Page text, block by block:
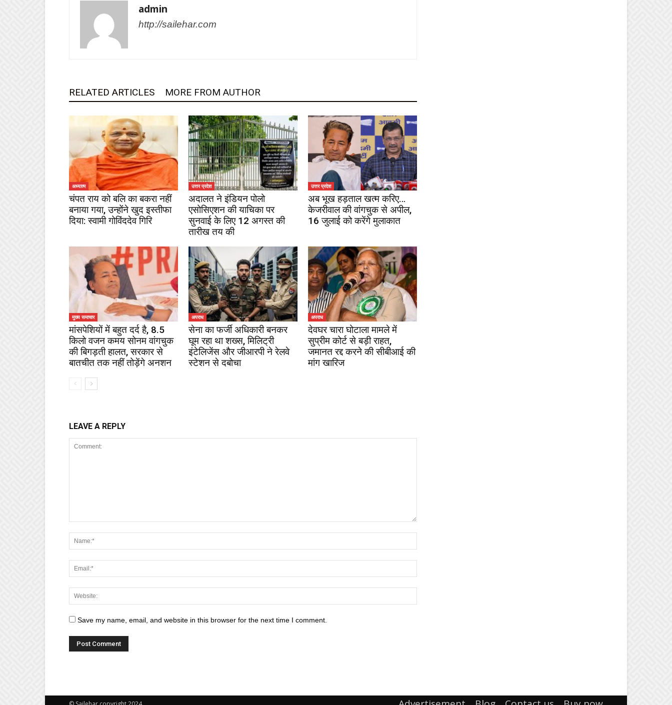
admin
http://sailehar.com
RELATED ARTICLES MORE FROM AUTHOR
अध्यात्म
चंपत राय को बलि का बकरा नहीं
बनाया गया, उन्होंने खुद इस्तीफा
दिया: स्वामी गोविंददेव गिरि
उत्तर प्रदेश
अदालत ने इंडियन पोलो
एसोसिएशन की याचिका पर
सुनवाई के लिए 12 अगस्त की
तारीख तय की
उत्तर प्रदेश
अब भूख हड़ताल खत्म करिए…
केजरीवाल की वांगचुक से अपील,
16 जुलाई को करेंगे मुलाकात
मुख्य समाचार
मांसपेशियों में बहुत दर्द है, 8.5
किलो वजन कमय सोनम वांगचुक
की बिगड़ती हालत, सरकार से
बातचीत तक नहीं तोड़ेंगे अनशन
अपराध
सेना का फर्जी अधिकारी बनकर
घूम रहा था शख्स, मिलिट्री
इंटेलिजेंस और जीआरपी ने रेलवे
स्टेशन से दबोचा
अपराध
देवघर चारा घोटाला मामले में
सुप्रीम कोर्ट से बड़ी राहत,
जमानत रद्द करने की सीबीआई की
मांग खारिज
LEAVE A REPLY
Save my name, email, and website in this browser for the next time I comment.